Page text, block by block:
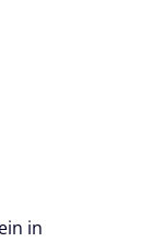
in